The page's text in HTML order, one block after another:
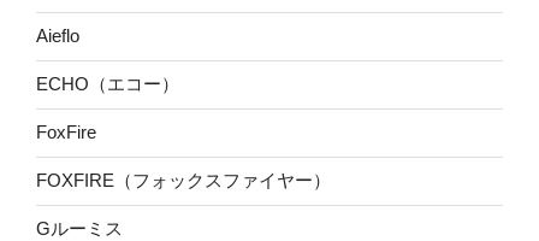
Aieflo
ECHO（エコー）
FoxFire
FOXFIRE（フォックスファイヤー）
Gルーミス